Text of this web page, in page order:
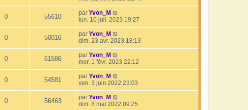
0 55610 par Yvon_M
lun. 10 juil. 2023 19:27
0 50016 par Yvon_M
dim. 23 avr. 2023 18:13
0 61586 par Yvon_M
mer. 1 févr. 2023 22:12
0 54581 par Yvon_M
ven. 3 juin 2022 23:03
0 56463 par Yvon_M
dim. 8 mai 2022 09:25